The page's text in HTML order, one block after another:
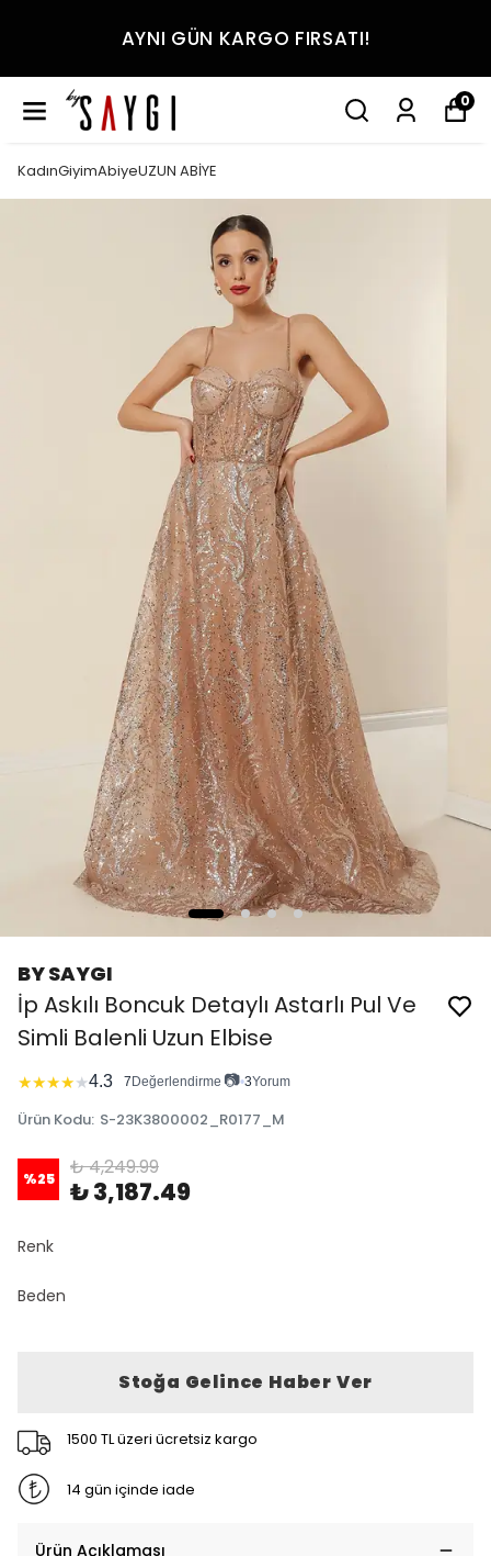
AYNI GÜN KARGO FIRSATI!
0
KadınGiyimAbiyeUZUN ABİYE
BY SAYGI
İp Askılı Boncuk Detaylı Astarlı Pul Ve
Simli Balenli Uzun Elbise
★★★★★4.3 7 Değerlendirme 📷•3Yorum
Ürün Kodu: S-23K3800002_R0177_M
%25 ₺ 4,249.99
₺ 3,187.49
Renk
Beden
Stoğa Gelince Haber Ver
1500 TL üzeri ücretsiz kargo
14 gün içinde iade
Ürün Açıklaması